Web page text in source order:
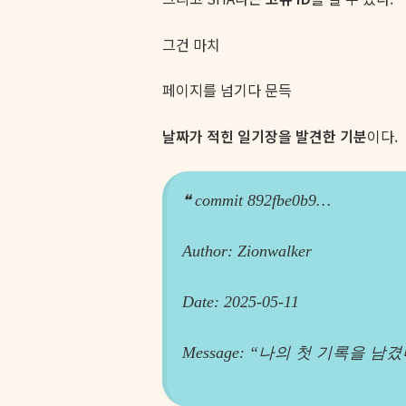
그건 마치
페이지를 넘기다 문득
날짜가 적힌 일기장을 발견한 기분이다.
❝ commit 892fbe0b9…
Author: Zionwalker
Date: 2025-05-11
Message: “나의 첫 기록을 남